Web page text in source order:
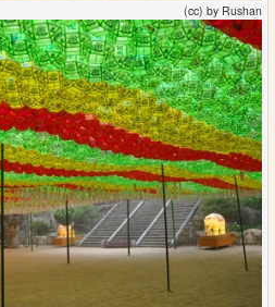
(cc) by Rushan